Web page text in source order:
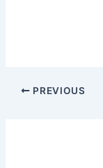
PREVIOUS